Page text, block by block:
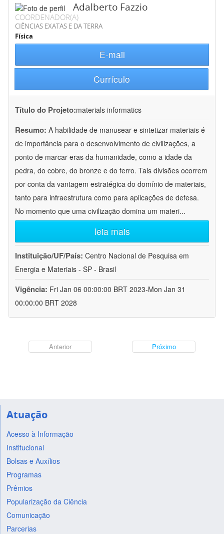
Adalberto Fazzio
COORDENADOR(A)
CIÊNCIAS EXATAS E DA TERRA
Física
E-mail
Currículo
Título do Projeto:materials informatics
Resumo: A habilidade de manusear e sintetizar materiais é
de importância para o desenvolvimento de civilizações, a
ponto de marcar eras da humanidade, como a idade da
pedra, do cobre, do bronze e do ferro. Tais divisões ocorrem
por conta da vantagem estratégica do domínio de materiais,
tanto para infraestrutura como para aplicações de defesa.
No momento que uma civilização domina um materi...
leia mais
Instituição/UF/País: Centro Nacional de Pesquisa em
Energia e Materiais - SP - Brasil
Vigência: Fri Jan 06 00:00:00 BRT 2023-Mon Jan 31
00:00:00 BRT 2028
Anterior Próximo
Atuação
Acesso à Informação
Institucional
Bolsas e Auxílios
Programas
Prêmios
Popularização da Ciência
Comunicação
Parcerias